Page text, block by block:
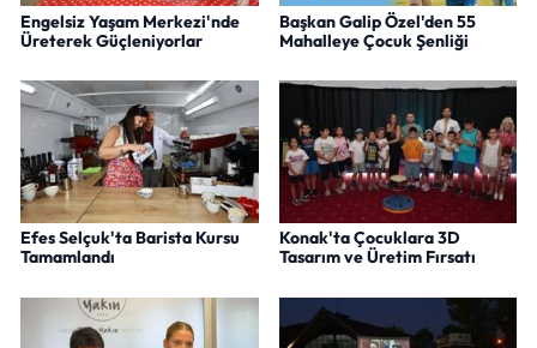
Engelsiz Yaşam Merkezi'nde
Üreterek Güçleniyorlar
Başkan Galip Özel'den 55
Mahalleye Çocuk Şenliği
Efes Selçuk'ta Barista Kursu
Tamamlandı
Konak'ta Çocuklara 3D
Tasarım ve Üretim Fırsatı